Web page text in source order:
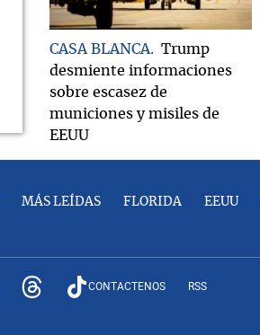
CASA BLANCA
Trump
desmiente informaciones
sobre escasez de
municiones y misiles de
EEUU
MÁS LEÍDAS FLORIDA EEUU
CONTACTENOS RSS